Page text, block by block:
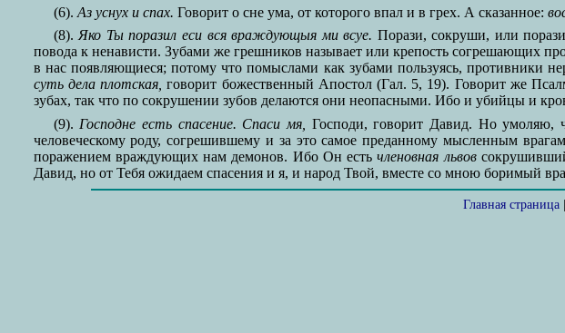
(6). Аз уснух и спах. Говорит о сне ума, от которого впал и в грех. А сказанное:
(8).Яко Ты поразил еси вся враждующыя ми всуе. Порази, сокруши, или
повода к ненависти. Зубами же грешников называет или крепость согрешающих
в нас появляющиеся; потому что помыслами как зубами пользуясь, противники
суть дела плотская, говорит божественный Апостол (Гал. 5, 19). Говорит же
зубах, так что по сокрушении зубов делаются они неопасными. Ибо и убийцы и
(9). Господне есть спасение. Спаси мя,
Господи, говорит Давид. Но умоляю,
человеческому роду, согрешившему и за это самое преданному мысленным
поражением враждующих нам демонов. Ибо Он естьчленовная львов
Давид, но от Тебя ожидаем спасения и я, и народ Твой, вместе со мною боримый
Главная страница|